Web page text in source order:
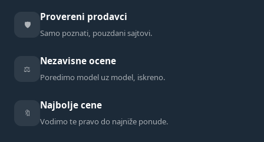
🛡️
Provereni prodavci
Samo poznati, pouzdani sajtovi.
⚖️
Nezavisne ocene
Poredimo model uz model, iskreno.
🔖
Najbolje cene
Vodimo te pravo do najniže ponude.